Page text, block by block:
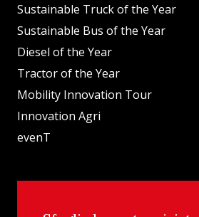
Sustainable Truck of the Year
Sustainable Bus of the Year
Diesel of the Year
Tractor of the Year
Mobility Innovation Tour
Innovation Agri
evenT